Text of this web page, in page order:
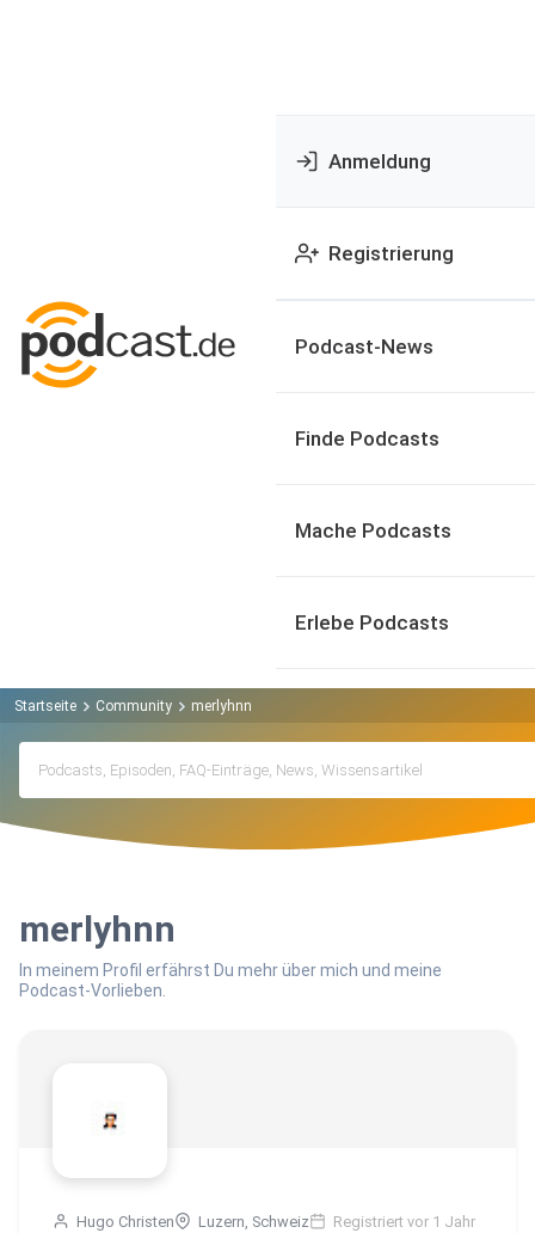
Anmeldung
Registrierung
Podcast-News
Finde Podcasts
Mache Podcasts
Erlebe Podcasts
Startseite Community merlyhnn
merlyhnn
In meinem Profil erfährst Du mehr über mich und meine
Podcast-Vorlieben.
Hugo Christen Luzern, Schweiz Registriert vor 1 Jahr